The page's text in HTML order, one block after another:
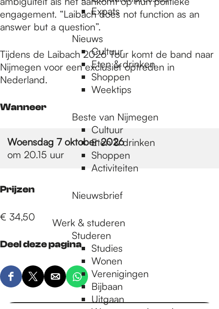
Expats
Nieuws
Cultuur
Eten & drinken
Shoppen
Weektips
Beste van Nijmegen
Cultuur
Eten & drinken
Shoppen
Activiteiten
Nieuwsbrief
Werk & studeren
Studeren
Studies
Wonen
Verenigingen
Bijbaan
Uitgaan
engagement. “Laibach does not function as an
answer but a question”.
Tijdens de Laibach 2026 Tour komt de band naar
Nijmegen voor een exclusief optreden in
Nederland.
Wanneer
Woensdag 7 oktober 2026
om 20.15 uur
Prijzen
€ 34,50
Deel deze pagina
D
D
D
D